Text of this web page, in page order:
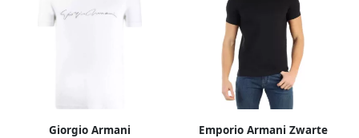
Giorgio Armani
Emporio Armani Zwarte